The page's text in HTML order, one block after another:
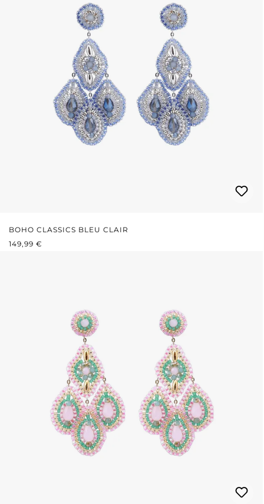
BOHO CLASSICS BLEU CLAIR
PRIX RÉGULIER :
149,99 €